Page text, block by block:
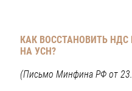
КАК ВОССТАНОВИТЬ НДС
НА УСН?
(Письмо Минфина РФ от